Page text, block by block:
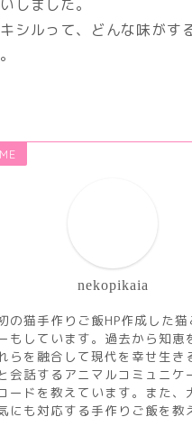
しました。
シルって、どんな味がする
nekopikaia
の猫手作りご飯HP作成した猫
もしています。過去から知恵
らを融合して現代を幸せ生き
会話するアニマルコミュニケ
ードを教えています。また、
にも対応する手作りご飯を教